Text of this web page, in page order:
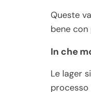
Queste
bene con
In che
Le lager
processo